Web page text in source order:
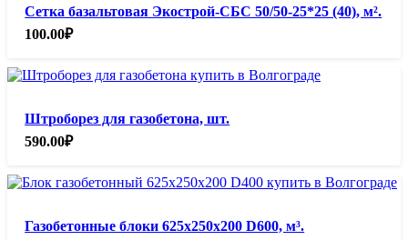
Сетка базальтовая Экострой-СБС 50/50-25*25 (40), м².
100.00₽
Штроборез для газобетона, шт.
590.00₽
Газобетонные блоки 625х250х200 D600, м³.